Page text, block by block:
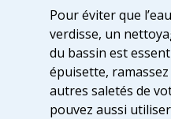
Pour éviter que
verdisse, un
du bassin est
épuisette,
autres saletés de
pouvez aussi